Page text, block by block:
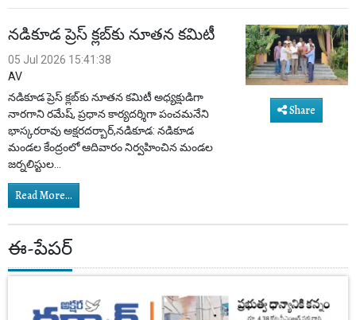
నడికూడ ప్రెస్ క్లబ్‌కు నూతన కమిటీ
05 Jul 2026 15:41:38
AV
నడికూడ ప్రెస్ క్లబ్‌కు నూతన కమిటీ అధ్యక్షుడిగా
నారగాని రమేష్, ప్రధాన కార్యదర్శిగా పంచమనేని
భాస్కరరావు అక్షరదర్బార్,నడికూడ: నడికూడ
మండల కేంద్రంలో ఆదివారం నిర్వహించిన మండల
జర్నలిస్టుల...
Read More...
Share
ఈ-పేపర్‌